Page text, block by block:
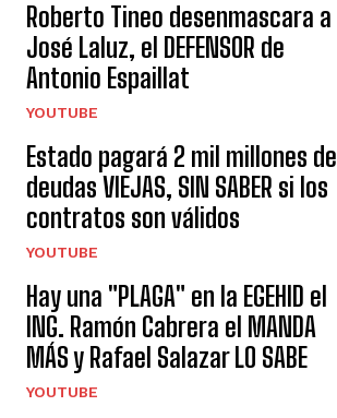
Roberto Tineo desenmascara a
José Laluz, el DEFENSOR de
Antonio Espaillat
YOUTUBE
Estado pagará 2 mil millones de
deudas VIEJAS, SIN SABER si los
contratos son válidos
YOUTUBE
Hay una "PLAGA" en la EGEHID el
ING. Ramón Cabrera el MANDA
MÁS y Rafael Salazar LO SABE
YOUTUBE